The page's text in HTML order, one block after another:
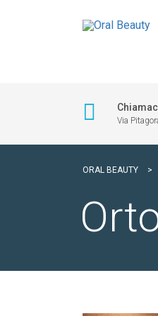
Via
ORAL BEAUTY >